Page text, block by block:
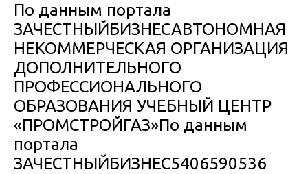
По данным портала
ЗАЧЕСТНЫЙБИЗНЕСАВТОНОМНАЯ
НЕКОММЕРЧЕСКАЯ ОРГАНИЗАЦИЯ
ДОПОЛНИТЕЛЬНОГО
ПРОФЕССИОНАЛЬНОГО
ОБРАЗОВАНИЯ УЧЕБНЫЙ ЦЕНТР
«ПРОМСТРОЙГАЗ»По данным
портала
ЗАЧЕСТНЫЙБИЗНЕС5406590536